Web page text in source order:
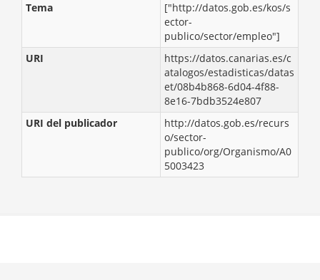
Tema
["http://datos.gob.es/kos/s
ector-
publico/sector/empleo"]
URI
https://datos.canarias.es/c
atalogos/estadisticas/datas
et/08b4b868-6d04-4f88-
8e16-7bdb3524e807
URI del publicador
http://datos.gob.es/recurs
o/sector-
publico/org/Organismo/A0
5003423